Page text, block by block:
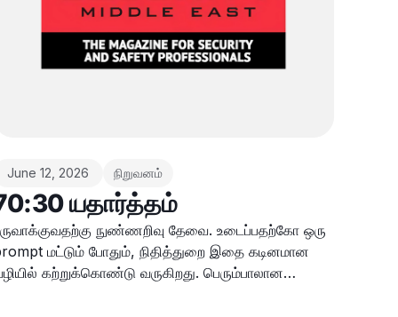
June 12, 2026 நிறுவனம்
யதார்த்தம்
நுண்ணறிவு தேவை. உடைப்பதற்கோ ஒரு
மட்டும் போதும், நிதித்துறை இதை கடினமான
கற்றுக்கொண்டு வருகிறது. பெரும்பாலான